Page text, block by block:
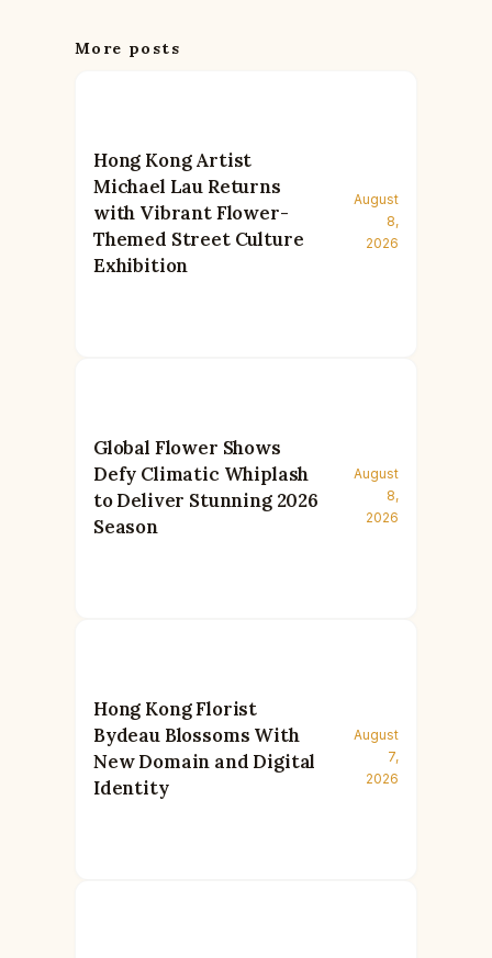
More posts
Hong Kong Artist
Michael Lau Returns
with Vibrant Flower-
Themed Street Culture
Exhibition
August
8,
2026
Global Flower Shows
Defy Climatic Whiplash
to Deliver Stunning 2026
Season
August
8,
2026
Hong Kong Florist
Bydeau Blossoms With
New Domain and Digital
Identity
August
7,
2026